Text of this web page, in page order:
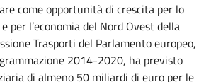
come opportunità di crescita per lo
per l’economia del Nord Ovest della
Trasporti del Parlamento europeo,
2014-2020, ha previsto
di almeno 50 miliardi di euro per le